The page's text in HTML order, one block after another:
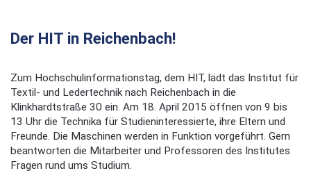
Der HIT in Reichenbach!
Zum Hochschulinformationstag, dem HIT, lädt das Institut für
Textil- und Ledertechnik nach Reichenbach in die
Klinkhardtstraße 30 ein. Am 18. April 2015 öffnen von 9 bis
13 Uhr die Technika für Studieninteressierte, ihre Eltern und
Freunde. Die Maschinen werden in Funktion vorgeführt. Gern
beantworten die Mitarbeiter und Professoren des Institutes
Fragen rund ums Studium.